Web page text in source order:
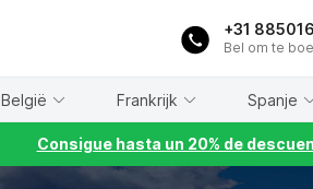
+31
Bel om te
België Frankrijk Spanje
Consigue hasta un 20% de